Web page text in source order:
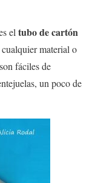
el tubo de cartón
material o
fáciles de
un poco de